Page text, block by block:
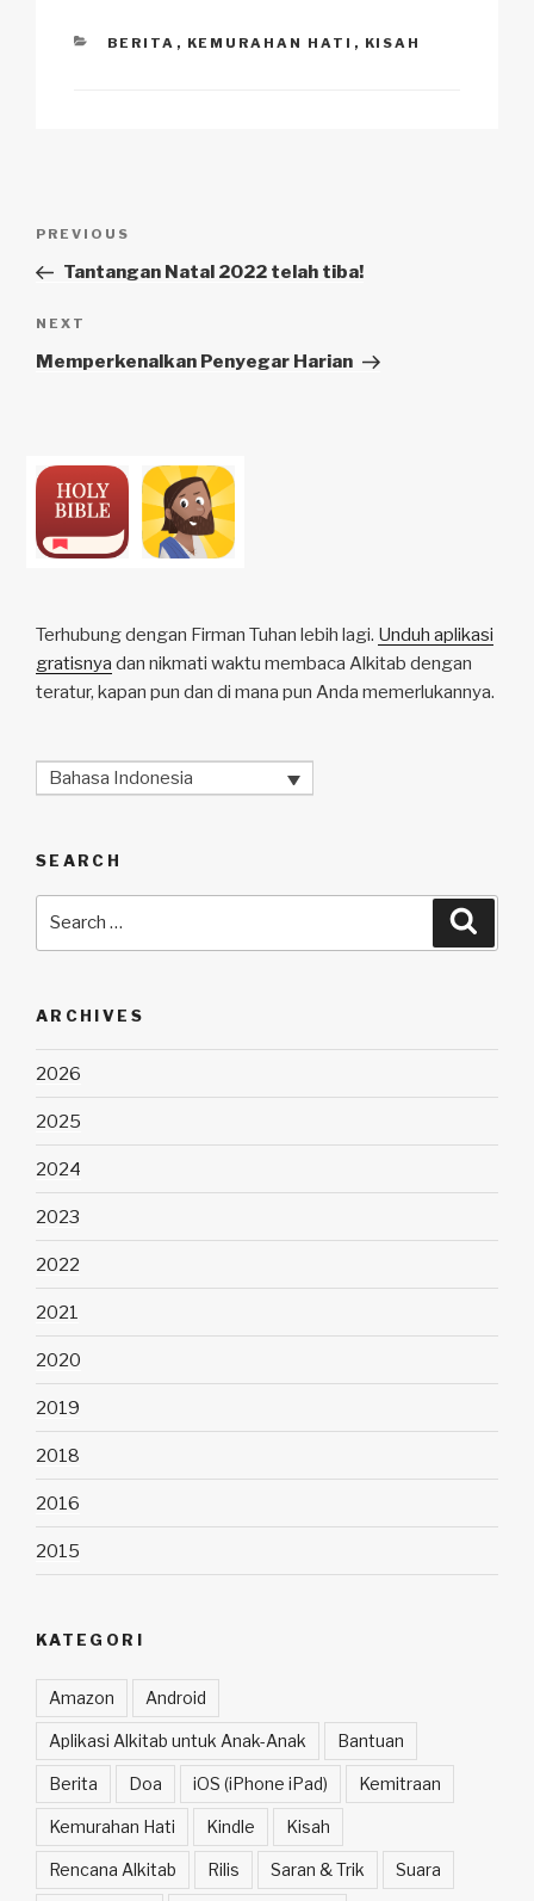
CATEGORIES
BERITA , KEMURAHAN HATI , KISAH
Previous
Post
PREVIOUS
Tantangan Natal 2022 telah tiba!
Next
Post
NEXT
Memperkenalkan Penyegar Harian
Terhubung dengan Firman Tuhan lebih lagi. Unduh aplikasi
gratisnya dan nikmati waktu membaca Alkitab dengan
teratur, kapan pun dan di mana pun Anda memerlukannya.
Bahasa Indonesia
SEARCH
ARCHIVES
2026
2025
2024
2023
2022
2021
2020
2019
2018
2016
2015
KATEGORI
Amazon Android
Aplikasi Alkitab untuk Anak-Anak Bantuan
Berita Doa iOS (iPhone iPad) Kemitraan
Kemurahan Hati Kindle Kisah
Rencana Alkitab Rilis Saran & Trik Suara